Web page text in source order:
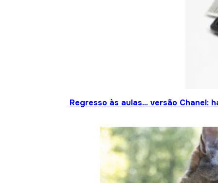
Regresso às aulas… versão Chanel: